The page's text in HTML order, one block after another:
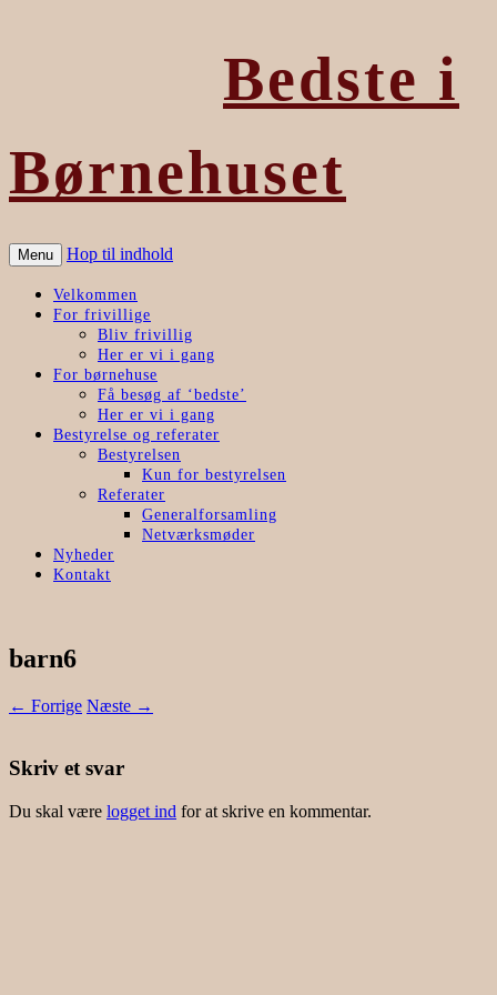
Bedste i
Børnehuset
Menu Hop til indhold
Velkommen
For frivillige
Bliv frivillig
Her er vi i gang
For børnehuse
Få besøg af ‘bedste’
Her er vi i gang
Bestyrelse og referater
Bestyrelsen
Kun for bestyrelsen
Referater
Generalforsamling
Netværksmøder
Nyheder
Kontakt
barn6
← Forrige Næste →
Skriv et svar
Du skal være logget ind for at skrive en kommentar.